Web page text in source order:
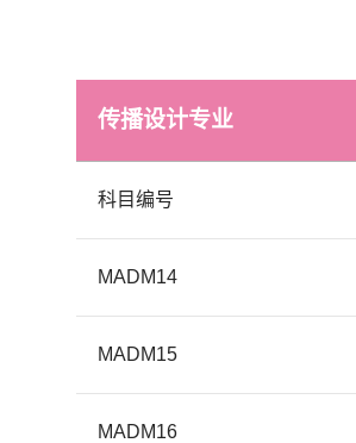
传播设计专业
科目编号
MADM14
MADM15
MADM16